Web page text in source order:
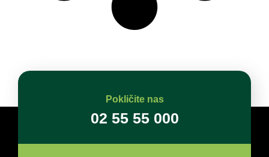
Pokličite nas
02 55 55 000